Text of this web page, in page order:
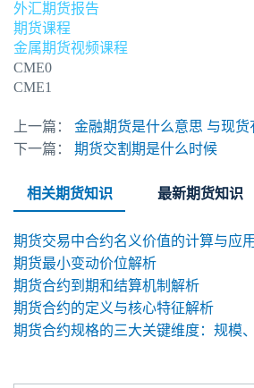
外汇期货报告
期货课程
金属期货视频课程
CME0
CME1
上一篇：
金融期货是什么意思 与现货
下一篇：
期货交割期是什么时候
相关期货知识 最新期货知识
期货交易中合约名义价值的计算与应
期货最小变动价位解析
期货合约到期和结算机制解析
期货合约的定义与核心特征解析
期货合约规格的三大关键维度：规模